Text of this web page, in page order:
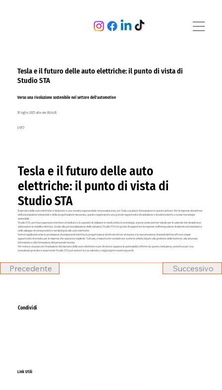
Precedente Successivo
Link Utili
Condividi
Tesla e il futuro delle auto
elettriche: il punto di vista di
Studio STA
Il mercato delle auto elettriche è destinato a una crescita esponenziale nei prossimi anni, con Tesla a guidare l'innovazione in questo settore. Per le imprese del settore
dell'automazione industriale e della progettazione meccanica, questo rappresenta una grande opportunità di evoluzione e di adattamento a nuove tecnologie
sostenibili.
Studio STA, con il suo approccio orientato al risultato e la capacità di utilizzare in modo critico la tecnologia, si pone come partner ideale per le aziende che desiderano
abbracciare la mobilità elettrica. Grazie alla personalizzazione delle soluzioni, Studio STA è in grado di supportare le imprese nell'integrazione di sistemi automatizzati e
nello sviluppo di nuovi prodotti e servizi legati alle auto elettriche.
Settori applicativi come la produzione di componenti elettrici, la progettazione di infrastrutture di ricarica e la manutenzione di veicoli elettrici offrono ampie
opportunità di crescita per le imprese che sapranno coglierle. Tuttavia, è importante considerare anche le criticità legate alla gestione delle batterie, alla sicurezza
informatica e alla formazione del personale tecnico.
Per restare al passo con l'evoluzione del mercato delle auto elettriche e per sfruttare appieno le potenzialità offerte da questa rivoluzione, contattaci per una
consulenza gratuita e scopri come Studio STA può aiutare la tua azienda a raggiungere nuovi traguardi.
Tesla e il futuro delle auto elettriche: il punto di vista di
Studio STA
Verso una rivoluzione sostenibile nel settore dell'automotive
10 luglio 2025 alle ore 09:34:10
LIVIO